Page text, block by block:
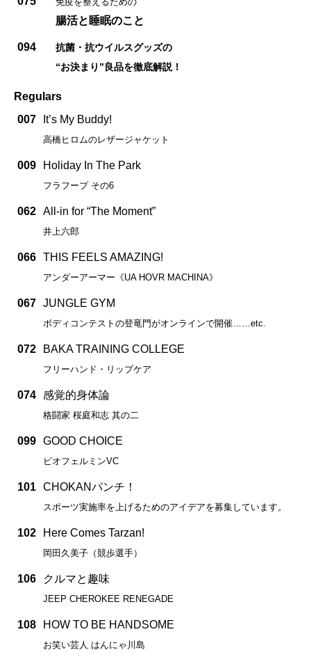
腸活と睡眠のこと
094
抗菌・抗ウイルスグッズの
“お決まり”良品を徹底解説！
Regulars
007
It’s My Buddy!
高橋ヒロムのレザージャケット
009 Holiday In The Park
フラフープ その6
062 All-in for “The Moment”
井上六郎
066 THIS FEELS AMAZING!
アンダーアーマー《UA HOVR MACHINA》
067 JUNGLE GYM
ボディコンテストの登竜門がオンラインで開催……etc.
072 BAKA TRAINING COLLEGE
フリーハンド・リップケア
074 感覚的身体論
格闘家 桜庭和志 其の二
099 GOOD CHOICE
ビオフェルミンVC
101 CHOKANパンチ！
スポーツ実施率を上げるためのアイデアを募集しています。
102 Here Comes Tarzan!
岡田久美子（競歩選手）
106 クルマと趣味
JEEP CHEROKEE RENEGADE
108 HOW TO BE HANDSOME
お笑い芸人 はんにゃ川島